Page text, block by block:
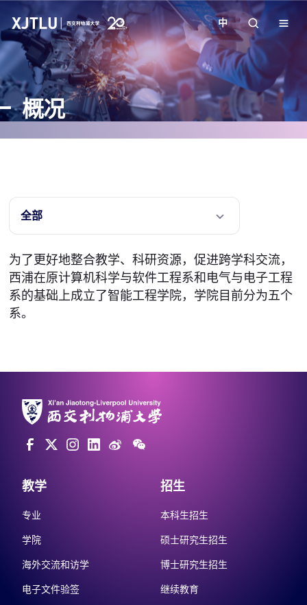
教学
招生
学院
校园生活
关于我们
中
概况
全部
为了更好地整合教学、科研资源，促进跨学科交流，
西浦在原计算机科学与软件工程系和电气与电子工程
系的基础上成立了智能工程学院，学院目前分为五个
系。
教学
专业
学院
海外交流和访学
电子文件验签
招生
本科生招生
硕士研究生招生
博士研究生招生
继续教育